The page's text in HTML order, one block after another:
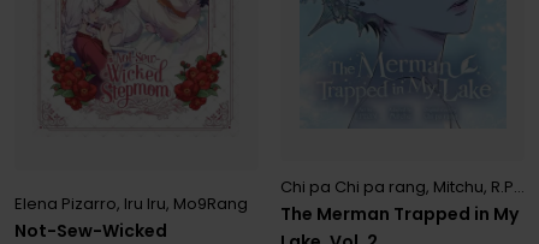
Not-Sew-Wicked
Elena Pizarro, Iru Iru, Mo9Rang
The Merman Trapped in My
Chi pa Chi pa rang, Mitchu, R.PPOBI